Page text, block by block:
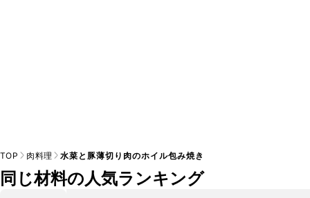
TOP 肉料理 水菜と豚薄切り肉のホイル包み焼き
同じ材料の人気ランキング